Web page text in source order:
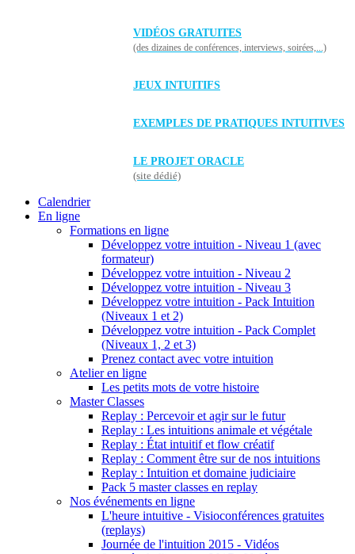
VIDÉOS GRATUITES
(des dizaines de conférences, interviews, soirées,...)
JEUX INTUITIFS
EXEMPLES DE PRATIQUES INTUITIVES
LE PROJET ORACLE
(site dédié)
Calendrier
En ligne
Formations en ligne
Développez votre intuition - Niveau 1 (avec
formateur)
Développez votre intuition - Niveau 2
Développez votre intuition - Niveau 3
Développez votre intuition - Pack Intuition
(Niveaux 1 et 2)
Développez votre intuition - Pack Complet
(Niveaux 1, 2 et 3)
Prenez contact avec votre intuition
Atelier en ligne
Les petits mots de votre histoire
Master Classes
Replay : Percevoir et agir sur le futur
Replay : Les intuitions animale et végétale
Replay : État intuitif et flow créatif
Replay : Comment être sur de nos intuitions
Replay : Intuition et domaine judiciaire
Pack 5 master classes en replay
Nos événements en ligne
L'heure intuitive - Visioconférences gratuites
(replays)
Journée de l'intuition 2015 - Vidéos